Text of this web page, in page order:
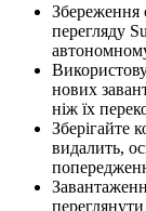
Збереження
перегляду
нових
ніж їх
Зберігайте
видалить,